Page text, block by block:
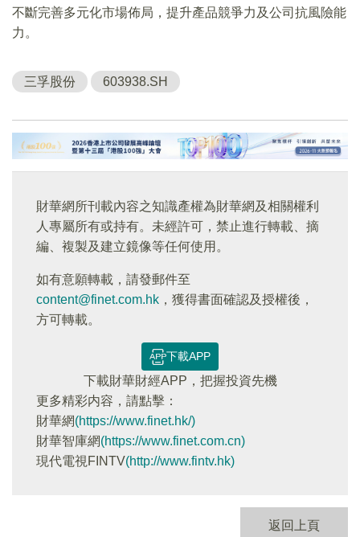
不斷完善多元化市場佈局，提升產品競爭力及公司抗風險能
力。
三孚股份 603938.SH
財華網所刊載內容之知識產權為財華網及相關權利
人專屬所有或持有。未經許可，禁止進行轉載、摘
編、複製及建立鏡像等任何使用。
如有意願轉載，請發郵件至
content@finet.com.hk ，獲得書面確認及授權後，
方可轉載。
下載APP
下載財華財經APP，把握投資先機
更多精彩内容，請點擊：
財華網(https://www.finet.hk/)
財華智庫網(https://www.finet.com.cn)
現代電視FINTV(http://www.fintv.hk)
返回上頁